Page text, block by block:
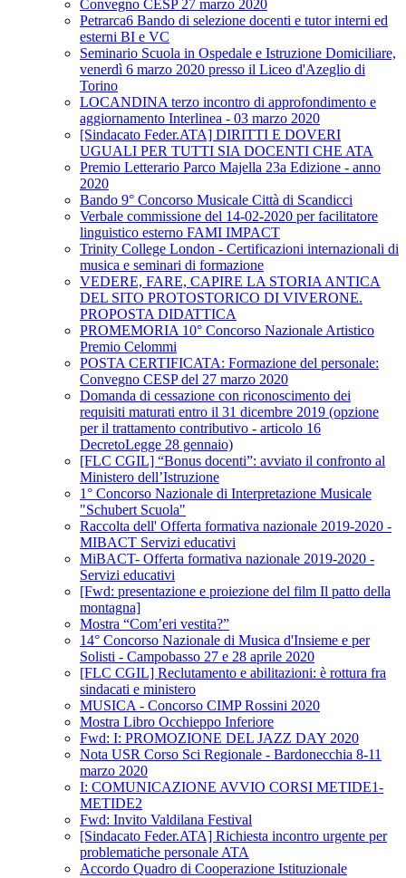
Convegno CESP 27 marzo 2020
Petrarca6 Bando di selezione docenti e tutor interni ed
esterni BI e VC
Seminario Scuola in Ospedale e Istruzione Domiciliare,
venerdì 6 marzo 2020 presso il Liceo d'Azeglio di
Torino
LOCANDINA terzo incontro di approfondimento e
aggiornamento Interlinea - 03 marzo 2020
[Sindacato Feder.ATA] DIRITTI E DOVERI
UGUALI PER TUTTI SIA DOCENTI CHE ATA
Premio Letterario Parco Majella 23a Edizione - anno
2020
Bando 9° Concorso Musicale Città di Scandicci
Verbale commissione del 14-02-2020 per facilitatore
linguistico esterno FAMI IMPACT
Trinity College London - Certificazioni internazionali di
musica e seminari di formazione
VEDERE, FARE, CAPIRE LA STORIA ANTICA
DEL SITO PROTOSTORICO DI VIVERONE.
PROPOSTA DIDATTICA
PROMEMORIA 10° Concorso Nazionale Artistico
Premio Celommi
POSTA CERTIFICATA: Formazione del personale:
Convegno CESP del 27 marzo 2020
Domanda di cessazione con riconoscimento dei
requisiti maturati entro il 31 dicembre 2019 (opzione
per il trattamento contributivo - articolo 16
DecretoLegge 28 gennaio)
[FLC CGIL] “Bonus docenti”: avviato il confronto al
Ministero dell’Istruzione
1° Concorso Nazionale di Interpretazione Musicale
"Schubert Scuola"
Raccolta dell' Offerta formativa nazionale 2019-2020 -
MIBACT Servizi educativi
MiBACT- Offerta formativa nazionale 2019-2020 -
Servizi educativi
[Fwd: presentazione e proiezione del film Il patto della
montagna]
Mostra “Com’eri vestita?”
14° Concorso Nazionale di Musica d'Insieme e per
Solisti - Campobasso 27 e 28 aprile 2020
[FLC CGIL] Reclutamento e abilitazioni: è rottura fra
sindacati e ministero
MUSICA - Concorso CIMP Rossini 2020
Mostra Libro Occhieppo Inferiore
Fwd: I: PROMOZIONE DEL JAZZ DAY 2020
Nota USR Corso Sci Regionale - Bardonecchia 8-11
marzo 2020
I: COMUNICAZIONE AVVIO CORSI METIDE1-
METIDE2
Fwd: Invito Valdilana Festival
[Sindacato Feder.ATA] Richiesta incontro urgente per
problematiche personale ATA
Accordo Quadro di Cooperazione Istituzionale